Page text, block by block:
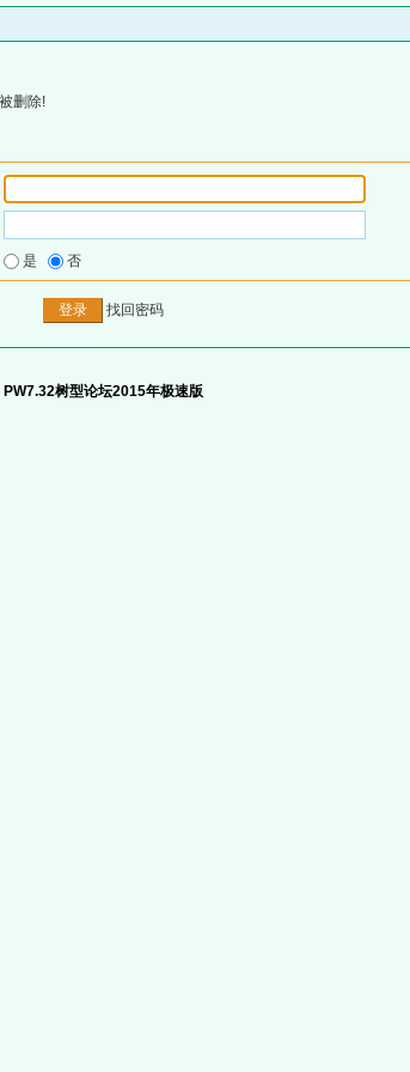
删除!
是 否
找回密码
PW7.32树型论坛2015年极速版